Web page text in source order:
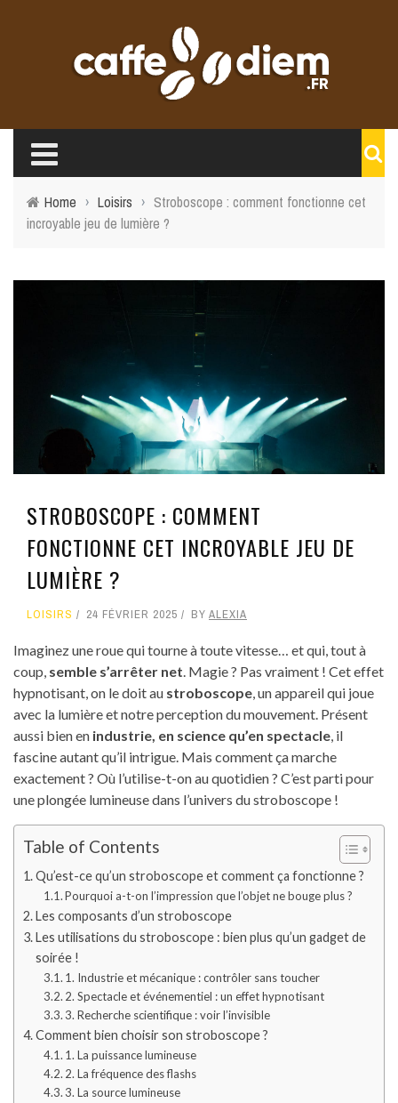
Home › Loisirs › Stroboscope : comment fonctionne cet
incroyable jeu de lumière ?
STROBOSCOPE : COMMENT
FONCTIONNE CET INCROYABLE JEU DE
LUMIÈRE ?
LOISIRS 24 FÉVRIER 2025 BY ALEXIA
Imaginez une roue qui tourne à toute vitesse… et qui, tout à
coup, semble s’arrêter net. Magie ? Pas vraiment ! Cet effet
hypnotisant, on le doit au stroboscope, un appareil qui joue
avec la lumière et notre perception du mouvement. Présent
aussi bien en industrie, en science qu’en spectacle, il
fascine autant qu’il intrigue. Mais comment ça marche
exactement ? Où l’utilise-t-on au quotidien ? C’est parti pour
une plongée lumineuse dans l’univers du stroboscope !
Table of Contents
Qu’est-ce qu’un stroboscope et comment ça fonctionne ?
Pourquoi a-t-on l’impression que l’objet ne bouge plus ?
Les composants d’un stroboscope
Les utilisations du stroboscope : bien plus qu’un gadget de
soirée !
1. Industrie et mécanique : contrôler sans toucher
2. Spectacle et événementiel : un effet hypnotisant
3. Recherche scientifique : voir l’invisible
Comment bien choisir son stroboscope ?
1. La puissance lumineuse
2. La fréquence des flashs
3. La source lumineuse